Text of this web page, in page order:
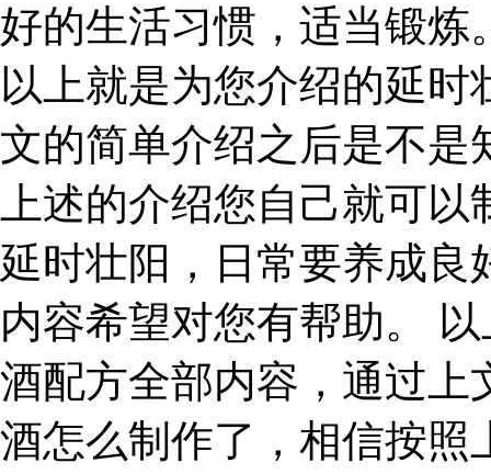
好的生活习惯，适当锻炼
以上就是为您介绍的延
文的简单介绍之后是不是
上述的介绍您自己就可
延时壮阳，日常要养成良
内容希望对您有帮助。
酒配方全部内容，通过上
酒怎么制作了，相信按照